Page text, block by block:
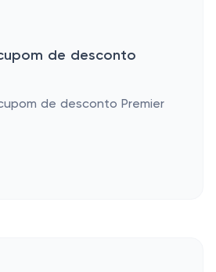
de desconto